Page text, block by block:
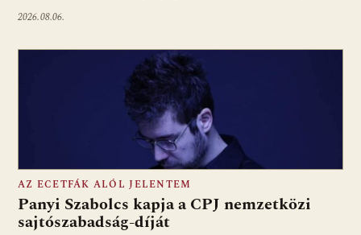
2026.08.06.
AZ ECETFÁK ALÓL JELENTEM
Panyi Szabolcs kapja a CPJ nemzetközi
sajtószabadság-díját